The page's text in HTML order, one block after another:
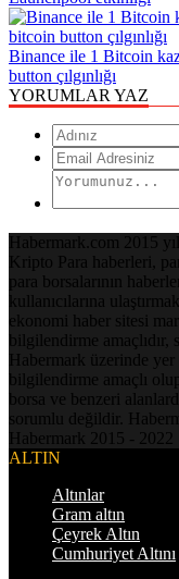
Binance ile 1 Bitcoin
button çılgınlığı
YORUMLAR YAZ
Habermark.com 2015
Kripto Para haberleri,
para borsalarının
kullanıcılarına
ekonomi haber sitesi
bilgilendirme amaçlıdır,
Habermark üzerinde yer
bilgilendirme amaçlı
borsa ve benzeri
sorumlu değildir.
Habermark 2015 - 2022
ALTIN
Altınlar
Gram altın
Çeyrek Altın
Cumhuriyet Altını